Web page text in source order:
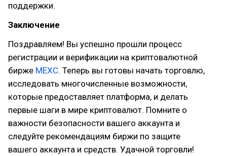
поддержки.
Заключение
Поздравляем! Вы успешно прошли процесс
регистрации и верификации на криптовалютной
бирже MEXC. Теперь вы готовы начать торговлю,
исследовать многочисленные возможности,
которые предоставляет платформа, и делать
первые шаги в мире криптовалют. Помните о
важности безопасности вашего аккаунта и
следуйте рекомендациям биржи по защите
вашего аккаунта и средств. Удачной торговли!